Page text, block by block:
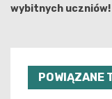
wybitnych uczniów!
POWIĄZANE